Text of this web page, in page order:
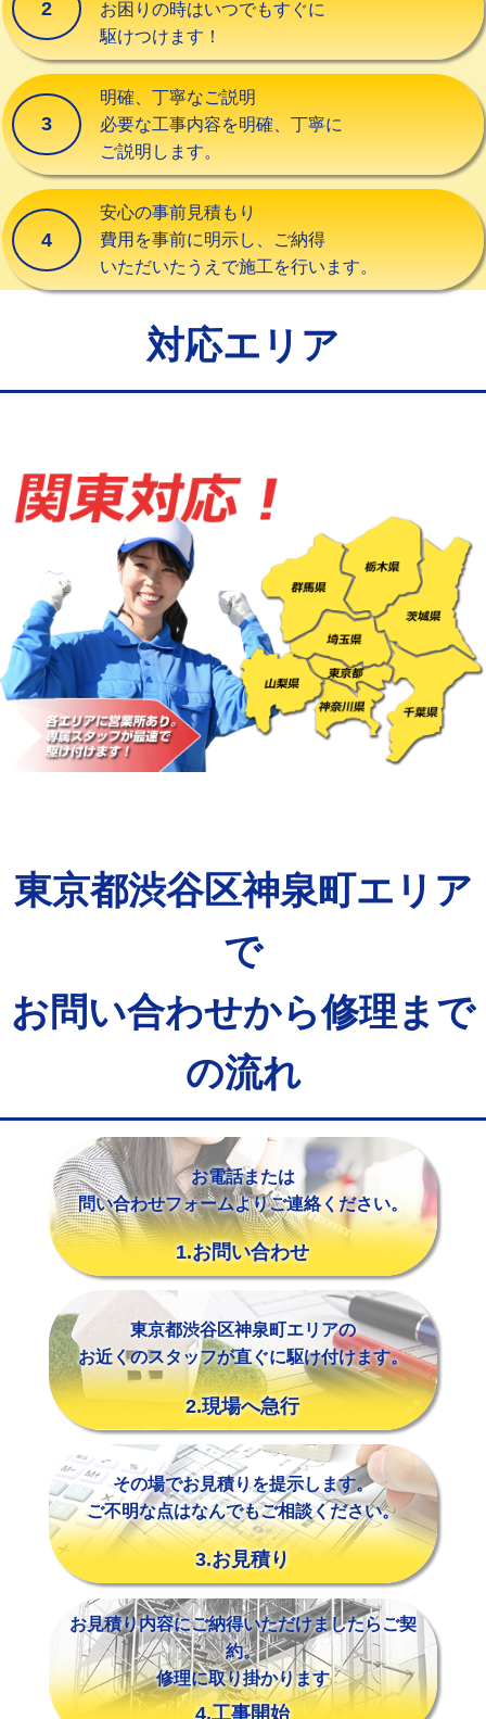
交換・取付（その他部品）
持込商品取付（単水栓）
持込商品取付（混合水栓） 16,500円
持込商品取付（浄水器・分岐水栓） 16,500円
給水管工事※（ホール加工)
給水管工事※（バンド止め) 3,300円
給水管工事※（保温材使用（バンド止
5,500円
給水管工事※（塩ビ管（VP・HI）使
用/3ｍまで)
給水管工事※（塩ビ管（VP・HI）使
用（追加）/3ｍ超え)
+8,800円
給水管工事※（ライニング鋼管・銅
管・ポリ管・HT管使用/3ｍまで)
44,000円
給水管工事※（ライニング鋼管・銅
管・ポリ管・HT管使用/3ｍ超え)
+8,800円
マス交換（土の掘削・埋め戻し作業）
コンクリート斫り（厚さ10㎝まで） 27,500円
コンクリート斫り（厚さ10㎝超え）
モルタル補修（厚さ10㎝超え） 38,500円
※給水管工事は20mmまでの価格です。
2
お困りの時はいつでもすぐに
駆けつけます！
3
明確、丁寧なご説明
必要な工事内容を明確、丁寧に
ご説明します。
4
安心の事前見積もり
費用を事前に明示し、ご納得
いただいたうえで施工を行います。
対応エリア
東京都渋谷区神泉町エリア
で
お問い合わせから修理まで
の流れ
お電話または
問い合わせフォームよりご連絡ください。
1.お問い合わせ
東京都渋谷区神泉町エリアの
お近くのスタッフが直ぐに駆け付けます。
2.現場へ急行
その場でお見積りを提示します。
ご不明な点はなんでもご相談ください。
3.お見積り
お見積り内容にご納得いただけましたらご契
約。
修理に取り掛かります
4.工事開始